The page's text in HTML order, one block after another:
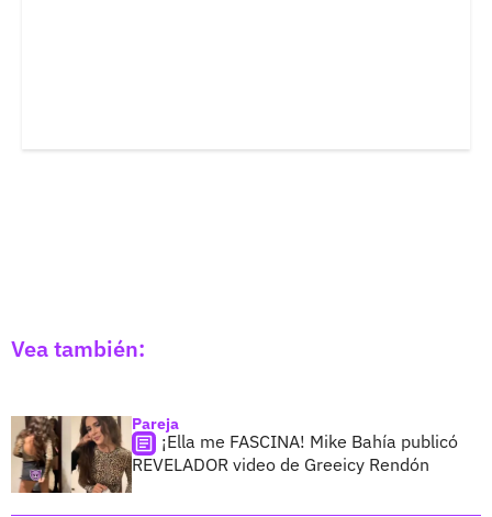
Vea también:
Pareja
¡Ella me FASCINA! Mike Bahía publicó
REVELADOR video de Greeicy Rendón